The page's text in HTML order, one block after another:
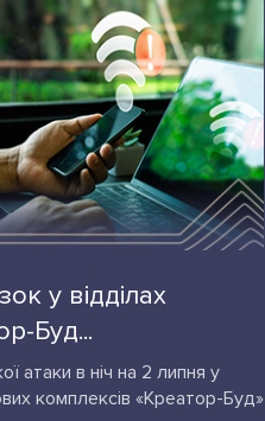
у відділах
Буд...
атаки в ніч на 2 липня у
комплексів «Креатор-Буд»